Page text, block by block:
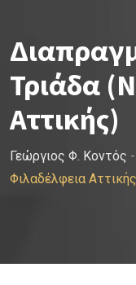
Τριάδα
Αττικής)
Γεώργιος Φ. Κοντός -
Φιλαδέλφεια